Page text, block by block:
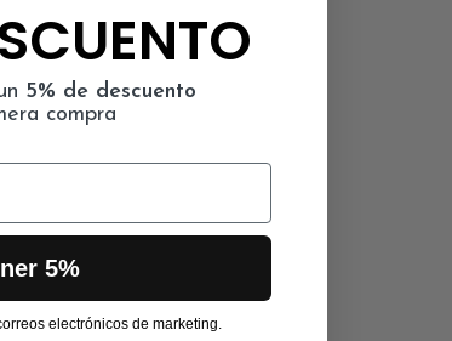
5% de descuento
compra
5%
electrónicos de marketing.